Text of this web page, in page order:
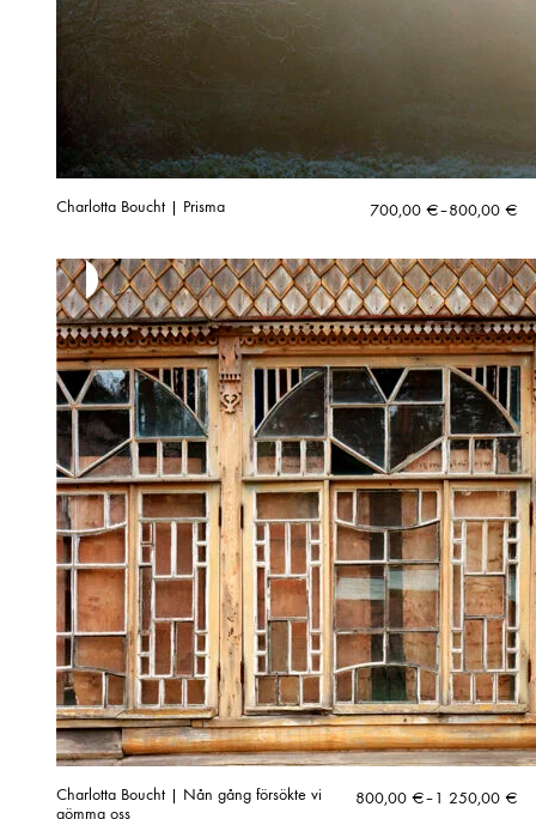
Charlotta Boucht | Prisma 700,00 €–800,00 €
Hintaluokka:
-
800,00 €
Charlotta Boucht | Nån gång försökte vi
gömma oss
800,00 €–1 250,00 €
Hintaluokka: